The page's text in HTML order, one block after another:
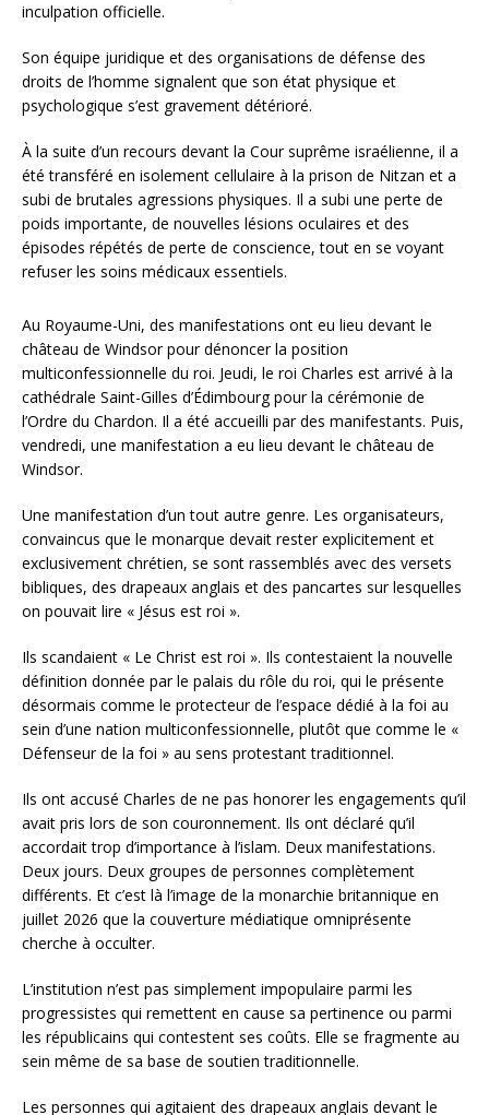
inculpation officielle.
Son équipe juridique et des organisations de défense des
droits de l’homme signalent que son état physique et
psychologique s’est gravement détérioré.
À la suite d’un recours devant la Cour suprême israélienne, il a
été transféré en isolement cellulaire à la prison de Nitzan et a
subi de brutales agressions physiques. Il a subi une perte de
poids importante, de nouvelles lésions oculaires et des
épisodes répétés de perte de conscience, tout en se voyant
refuser les soins médicaux essentiels.
Au Royaume-Uni, des manifestations ont eu lieu devant le
château de Windsor pour dénoncer la position
multiconfessionnelle du roi. Jeudi, le roi Charles est arrivé à la
cathédrale Saint-Gilles d’Édimbourg pour la cérémonie de
l’Ordre du Chardon. Il a été accueilli par des manifestants. Puis,
vendredi, une manifestation a eu lieu devant le château de
Windsor.
Une manifestation d’un tout autre genre. Les organisateurs,
convaincus que le monarque devait rester explicitement et
exclusivement chrétien, se sont rassemblés avec des versets
bibliques, des drapeaux anglais et des pancartes sur lesquelles
on pouvait lire « Jésus est roi ».
Ils scandaient « Le Christ est roi ». Ils contestaient la nouvelle
définition donnée par le palais du rôle du roi, qui le présente
désormais comme le protecteur de l’espace dédié à la foi au
sein d’une nation multiconfessionnelle, plutôt que comme le «
Défenseur de la foi » au sens protestant traditionnel.
Ils ont accusé Charles de ne pas honorer les engagements qu’il
avait pris lors de son couronnement. Ils ont déclaré qu’il
accordait trop d’importance à l’islam. Deux manifestations.
Deux jours. Deux groupes de personnes complètement
différents. Et c’est là l’image de la monarchie britannique en
juillet 2026 que la couverture médiatique omniprésente
cherche à occulter.
L’institution n’est pas simplement impopulaire parmi les
progressistes qui remettent en cause sa pertinence ou parmi
les républicains qui contestent ses coûts. Elle se fragmente au
sein même de sa base de soutien traditionnelle.
Les personnes qui agitaient des drapeaux anglais devant le